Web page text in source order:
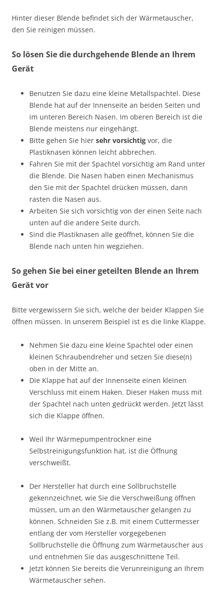
Hinter dieser Blende befindet sich der Wärmetauscher,
den Sie reinigen müssen.
So lösen Sie die durchgehende Blende an Ihrem
Gerät
Benutzen Sie dazu eine kleine Metallspachtel. Diese
Blende hat auf der Innenseite an beiden Seiten und
im unteren Bereich Nasen. Im oberen Bereich ist die
Blende meistens nur eingehängt.
Bitte gehen Sie hier sehr vorsichtig vor, die
Plastiknasen können leicht abbrechen.
Fahren Sie mit der Spachtel vorsichtig am Rand unter
die Blende. Die Nasen haben einen Mechanismus
den Sie mit der Spachtel drücken müssen, dann
rasten die Nasen aus.
Arbeiten Sie sich vorsichtig von der einen Seite nach
unten auf die andere Seite durch.
Sind die Plastiknasen alle geöffnet, können Sie die
Blende nach unten hin wegziehen.
So gehen Sie bei einer geteilten Blende an Ihrem
Gerät vor
Bitte vergewissern Sie sich, welche der beider Klappen Sie
öffnen müssen. In unserem Beispiel ist es die linke Klappe.
Nehmen Sie dazu eine kleine Spachtel oder einen
kleinen Schraubendreher und setzen Sie diese(n)
oben in der Mitte an.
Die Klappe hat auf der Innenseite einen kleinen
Verschluss mit einem Haken. Dieser Haken muss mit
der Spachtel nach unten gedrückt werden. Jetzt lässt
sich die Klappe öffnen.
Weil Ihr Wärmepumpentrockner eine
Selbstreinigungsfunktion hat, ist die Öffnung
verschweißt.
Der Hersteller hat durch eine Sollbruchstelle
gekennzeichnet, wie Sie die Verschweißung öffnen
müssen, um an den Wärmetauscher gelangen zu
können. Schneiden Sie z.B. mit einem Cuttermesser
entlang der vom Hersteller vorgegebenen
Sollbruchstelle die Öffnung zum Wärmetauscher aus
und entnehmen Sie das ausgeschnittene Teil.
Jetzt können Sie bereits die Verunreinigung an Ihrem
Wärmetauscher sehen.